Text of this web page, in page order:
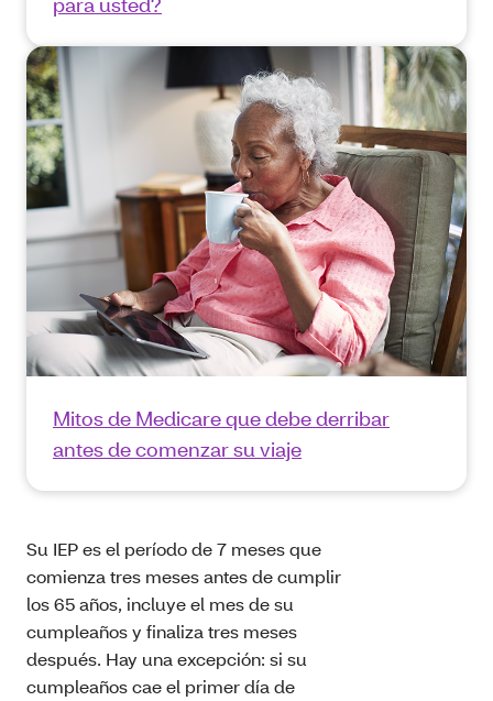
Mitos de Medicare que debe derribar
antes de comenzar su viaje
Su IEP es el período de 7 meses que
comienza tres meses antes de cumplir
los 65 años, incluye el mes de su
cumpleaños y finaliza tres meses
después. Hay una excepción: si su
cumpleaños cae el primer día de